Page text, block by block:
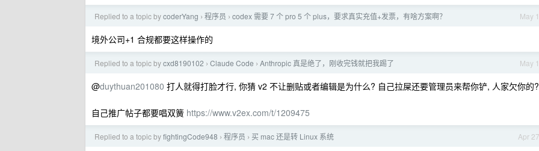
May 1
Replied to a topic bycoderYang › 程序员 › codex 需要 7 个 pro 5 个 plus，要求真实充值+发票，有啥方案啊？
境外公司+1 合规都要这样操作的
May 1
Replied to a topic bycxd8190102 › Claude Code › Anthropic 真是绝了，刚收完钱就把我踢了
@duythuan201080 打人就得打脸才行, 你猜 v2 不让删贴或者编辑是为什么? 自己拉屎还要管理员来帮你铲, 人家欠你的?
自己推广帖子都要唱双簧 https://www.v2ex.com/t/1209475
Apr 27
Replied to a topic byfightingCode948 › 程序员 › 买 mac 还是转 Linux 系统